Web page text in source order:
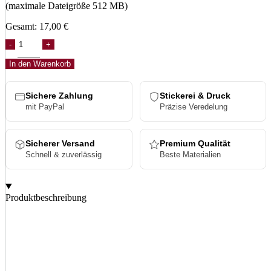
(maximale Dateigröße 512 MB)
Gesamt: 17,00 €
Solid
Snapback
Menge
In den Warenkorb
Sichere Zahlung
mit PayPal
Stickerei & Druck
Präzise Veredelung
Sicherer Versand
Schnell & zuverlässig
Premium Qualität
Beste Materialien
Produktbeschreibung